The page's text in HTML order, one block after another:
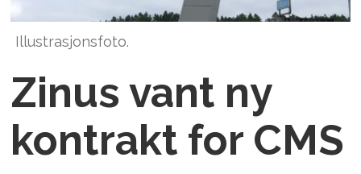
Illustrasjonsfoto.
Zinus vant ny
kontrakt for CMS